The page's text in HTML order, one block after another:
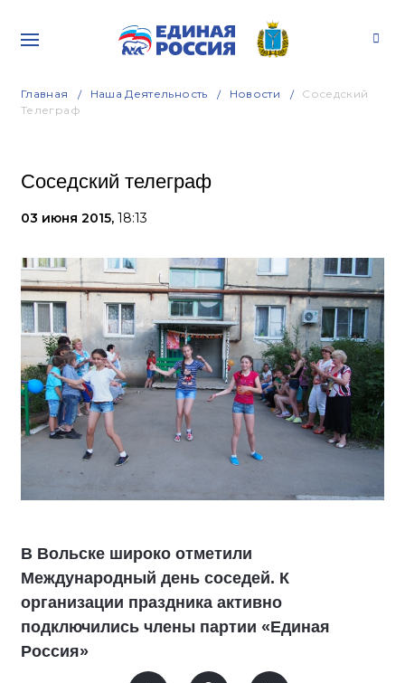
Главная Наша Деятельность Новости
Соседский
Телеграф
Соседский телеграф
03 июня 2015, 18:13
В Вольске широко отметили
Международный день соседей. К
организации праздника активно
подключились члены партии «Единая
Россия»